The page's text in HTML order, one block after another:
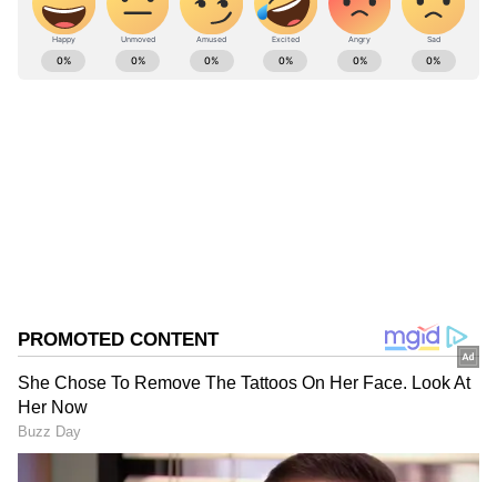
ABOUT THE AUTHOR